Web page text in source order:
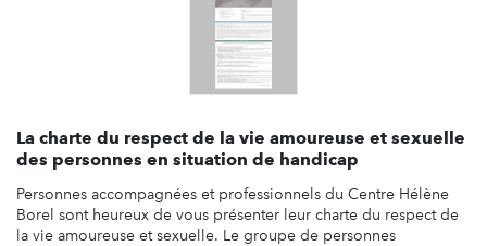
La charte du respect de la vie amoureuse et sexuelle
des personnes en situation de handicap
Personnes accompagnées et professionnels du Centre Hélène
Borel sont heureux de vous présenter leur charte du respect de
la vie amoureuse et sexuelle. Le groupe de personnes